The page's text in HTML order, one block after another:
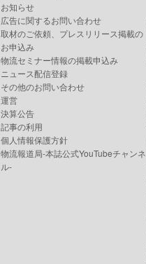
お知らせ
広告に関するお問い合わせ
取材のご依頼、プレスリリース掲載の
お申込み
物流セミナー情報の掲載申込み
ニュース配信登録
その他のお問い合わせ
運営
決算公告
記事の利用
個人情報保護方針
物流報道局-本誌公式YouTubeチャンネ
ル-